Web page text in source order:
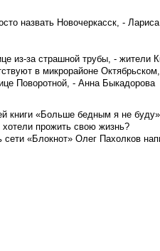
назвать Новочеркасск, -
из-за страшной трубы, - жители
в микрорайоне
Поворотной, - Анна Быкадорова
книги «Больше бедным я не
прожить свою жизнь?
«Блокнот» Олег Пахолков